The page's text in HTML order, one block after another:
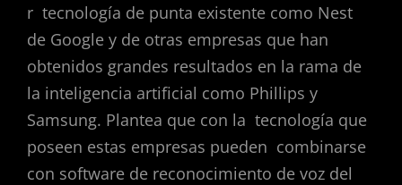
r tecnología de punta existente como Nest
de Google y de otras empresas que han
obtenidos grandes resultados en la rama de
la inteligencia artificial como Phillips y
Samsung. Plantea que con la tecnología que
poseen estas empresas pueden combinarse
con software de reconocimiento de voz del